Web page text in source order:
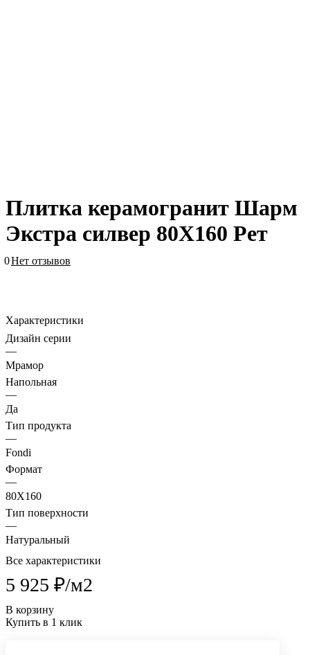
Плитка керамогранит Шарм
Экстра силвер 80X160 Рет
0Нет отзывов
Характеристики
Дизайн серии
—
Мрамор
Напольная
—
Да
Тип продукта
—
Fondi
Формат
—
80X160
Тип поверхности
—
Натуральный
Все характеристики
5 925 ₽/м2
В корзину
Купить в 1 клик